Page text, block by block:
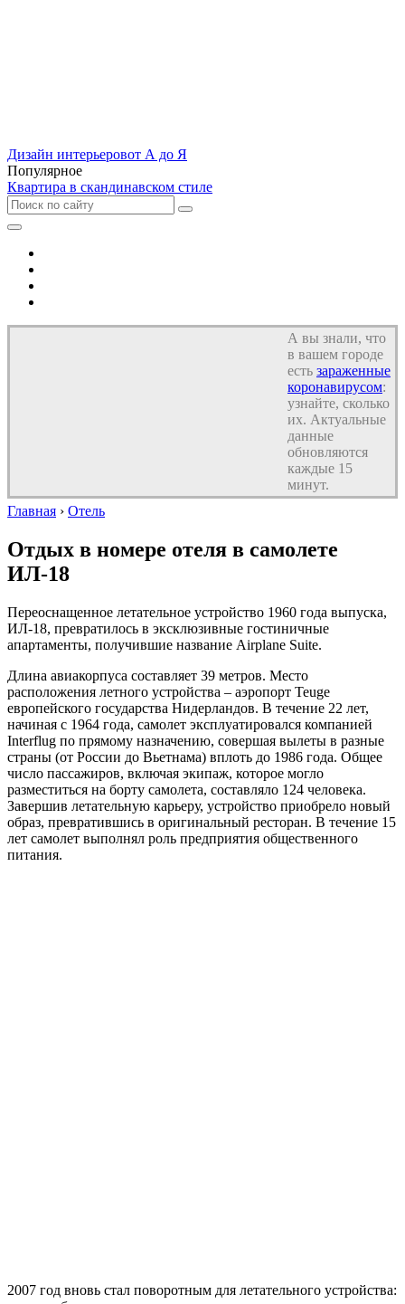
Дизайн интерьеровот А до Я
Популярное
Квартира в скандинавском стиле
А вы знали, что
в вашем городе
есть зараженные
коронавирусом:
узнайте, сколько
их. Актуальные
данные
обновляются
каждые 15
минут.
Главная › Отель
Отдых в номере отеля в самолете
ИЛ-18
Переоснащенное летательное устройство 1960 года выпуска,
ИЛ-18, превратилось в эксклюзивные гостиничные
апартаменты, получившие название Airplane Suite.
Длина авиакорпуса составляет 39 метров. Место
расположения летного устройства – аэропорт Teuge
европейского государства Нидерландов. В течение 22 лет,
начиная с 1964 года, самолет эксплуатировался компанией
Interflug по прямому назначению, совершая вылеты в разные
страны (от России до Вьетнама) вплоть до 1986 года. Общее
число пассажиров, включая экипаж, которое могло
разместиться на борту самолета, составляло 124 человека.
Завершив летательную карьеру, устройство приобрело новый
образ, превратившись в оригинальный ресторан. В течение 15
лет самолет выполнял роль предприятия общественного
питания.
2007 год вновь стал поворотным для летательного устройства: